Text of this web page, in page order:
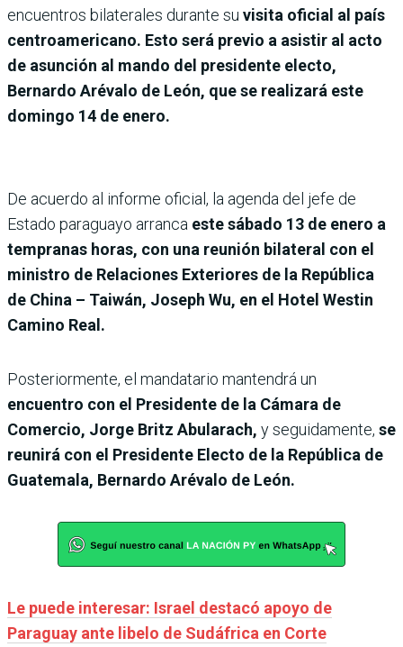
encuentros bilaterales durante su visita oficial al país
centroamericano. Esto será previo a asistir al acto
de asunción al mando del presidente electo,
Bernardo Arévalo de León, que se realizará este
domingo 14 de enero.
De acuerdo al informe oficial, la agenda del jefe de
Estado paraguayo arranca este sábado 13 de enero a
tempranas horas, con una reunión bilateral con el
ministro de Relaciones Exteriores de la República
de China – Taiwán, Joseph Wu, en el Hotel Westin
Camino Real.
Posteriormente, el mandatario mantendrá un
encuentro con el Presidente de la Cámara de
Comercio, Jorge Britz Abularach, y seguidamente, se
reunirá con el Presidente Electo de la República de
Guatemala, Bernardo Arévalo de León.
Le puede interesar: Israel destacó apoyo de
Paraguay ante libelo de Sudáfrica en Corte